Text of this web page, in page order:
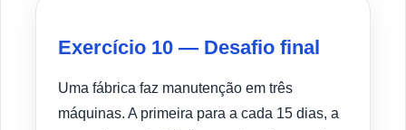
Exercício 10 — Desafio final
Uma fábrica faz manutenção em três
máquinas. A primeira para a cada 15 dias, a